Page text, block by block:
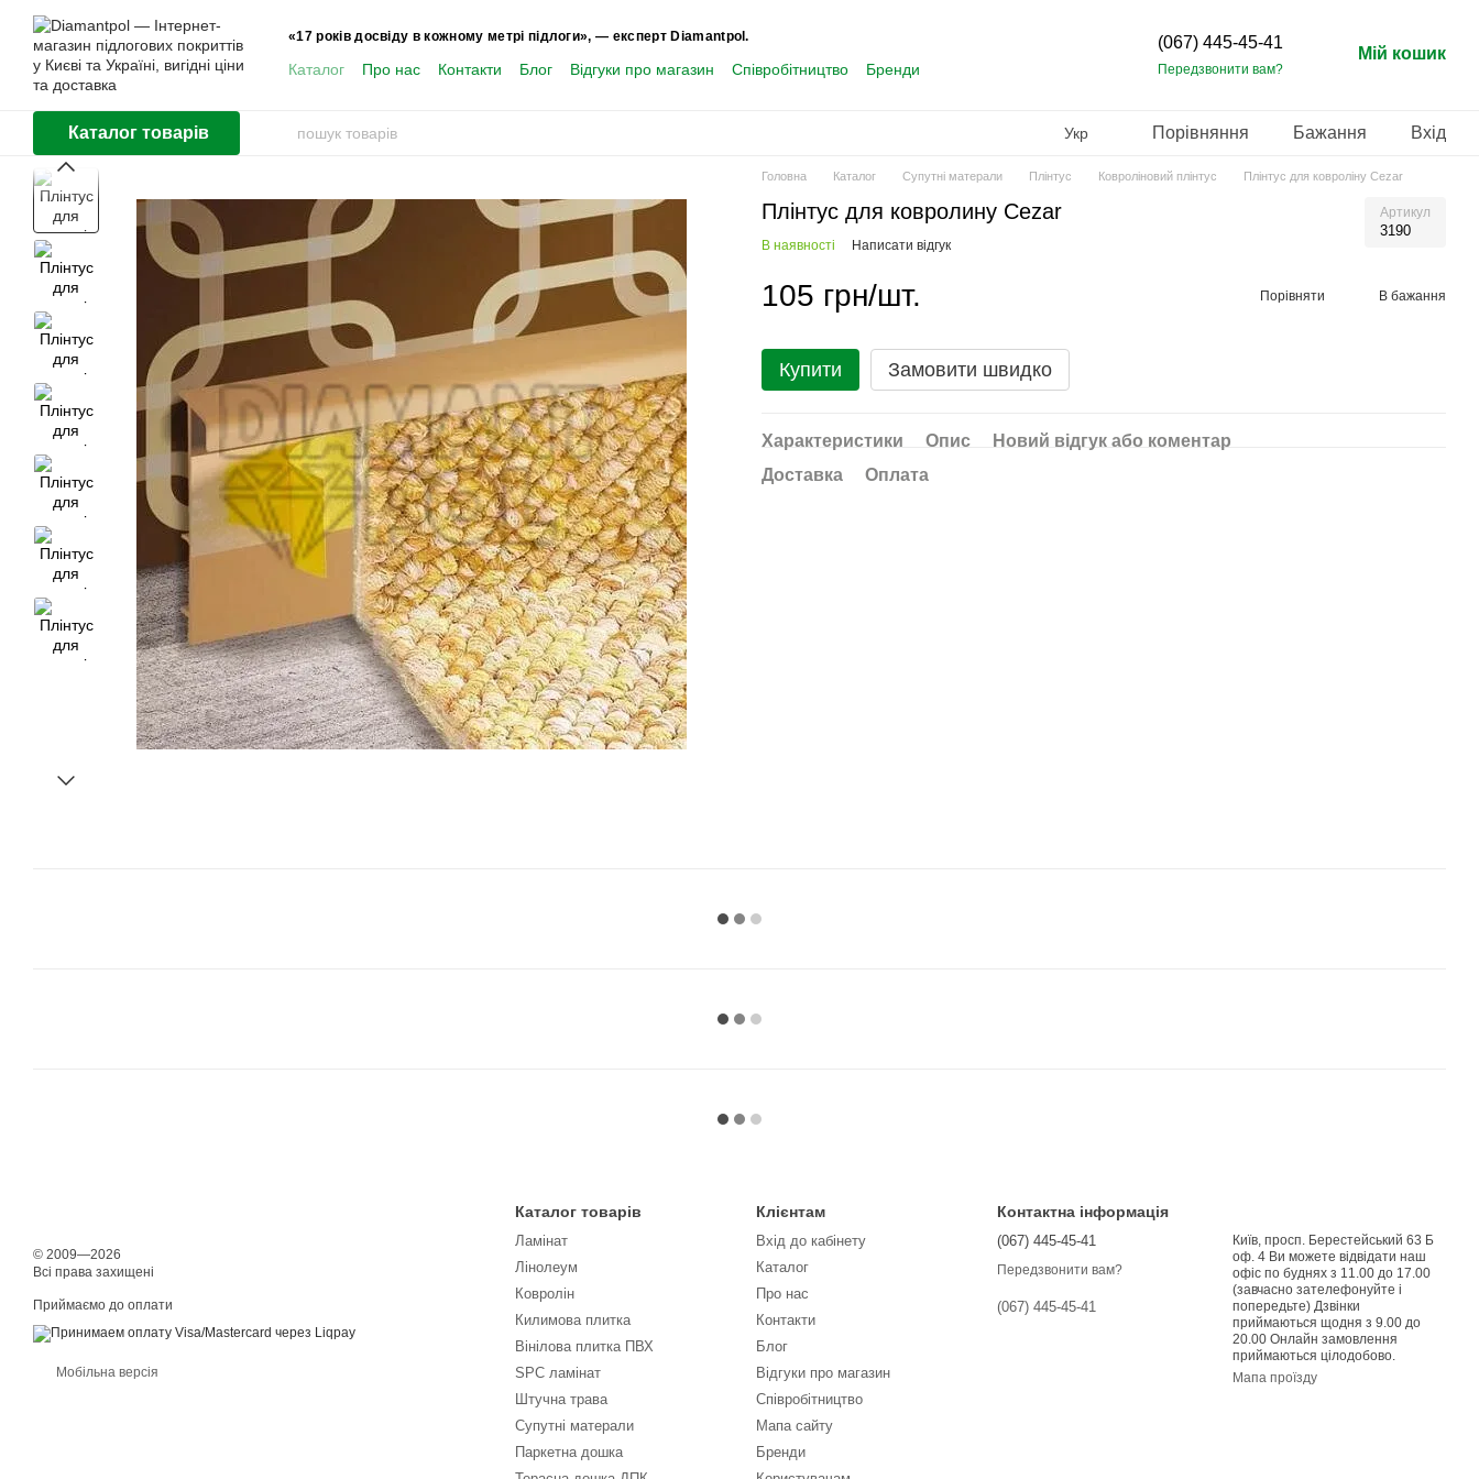
Перейти до основного контенту
«17 років досвіду в кожному метрі підлоги», — експерт Diamantpol.
Каталог Про нас Контакти Блог Відгуки про магазин Співробітництво
Бренди
(067) 445-45-41
Передзвонити вам?
Мій кошик
Каталог товарів Укр Порівняння Бажання Вхід
Головна Каталог Супутні матерали Плінтус Ковроліновий плінтус Плінтус для ковроліну Cezar
Плінтус для ковролину Cezar Артикул
3190
В наявності Написати відгук
105 грн/шт. Порівняти В бажання
Купити Замовити швидко
Характеристики Опис
Новий відгук або коментар
Доставка
Оплата
© 2009—2026
Всі права захищені
Приймаємо до оплати
Мобільна версія
Каталог товарів
Ламінат
Лінолеум
Ковролін
Килимова плитка
Вінілова плитка ПВХ
SPC ламінат
Штучна трава
Супутні матерали
Паркетна дошка
Клієнтам
Вхід до кабінету
Каталог
Про нас
Контакти
Блог
Відгуки про магазин
Співробітництво
Мапа сайту
Бренди
Контактна інформація
(067) 445-45-41
Передзвонити вам?
(067) 445-45-41
Київ, просп. Берестейський 63 Б
оф. 4 Ви можете відвідати наш
офіс по буднях з 11.00 до 17.00
(завчасно зателефонуйте і
попередьте) Дзвінки
приймаються щодня з 9.00 до
20.00 Онлайн замовлення
приймаються цілодобово.
Мапа проїзду